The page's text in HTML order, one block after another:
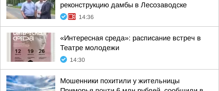
реконструкцию дамбы в Лесозаводске
14:36
«Интересная среда»: расписание встреч в
Театре молодежи
14:30
Мошенники похитили у жительницы